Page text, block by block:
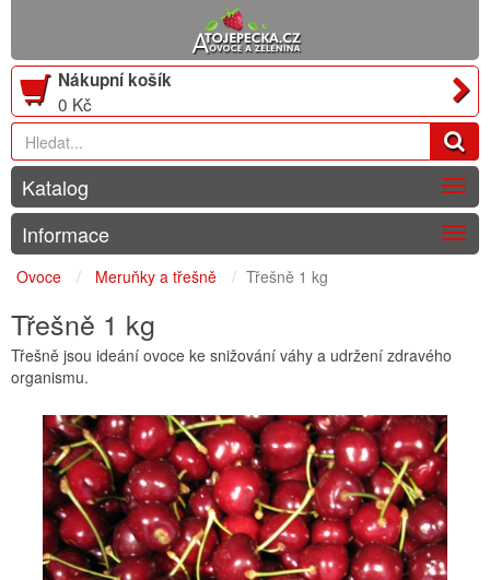
Nákupní košík
0 Kč
Katalog
Informace
Ovoce Meruňky a třešně Třešně 1 kg
Třešně 1 kg
Třešně jsou ideání ovoce ke snižování váhy a udržení zdravého
organismu.